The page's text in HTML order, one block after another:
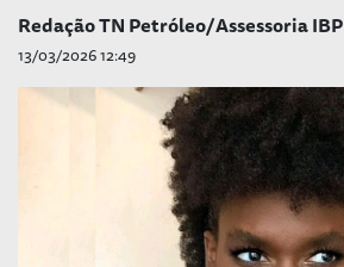
Redação TN Petróleo/Assessoria IBP
13/03/2026 12:49